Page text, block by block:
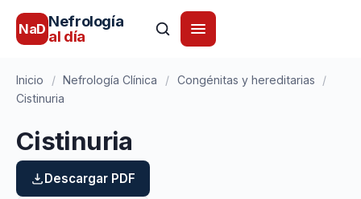
NaD Nefrología
al día
Inicio / Nefrología Clínica / Congénitas y hereditarias
/
Cistinuria
Cistinuria
Descargar PDF